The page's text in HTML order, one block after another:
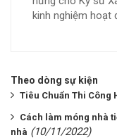
kinh nghiệm hoạt
Theo dòng sự kiện
Tiêu Chuẩn Thi Công
Cách làm móng nhà
nhà (10/11/2022)